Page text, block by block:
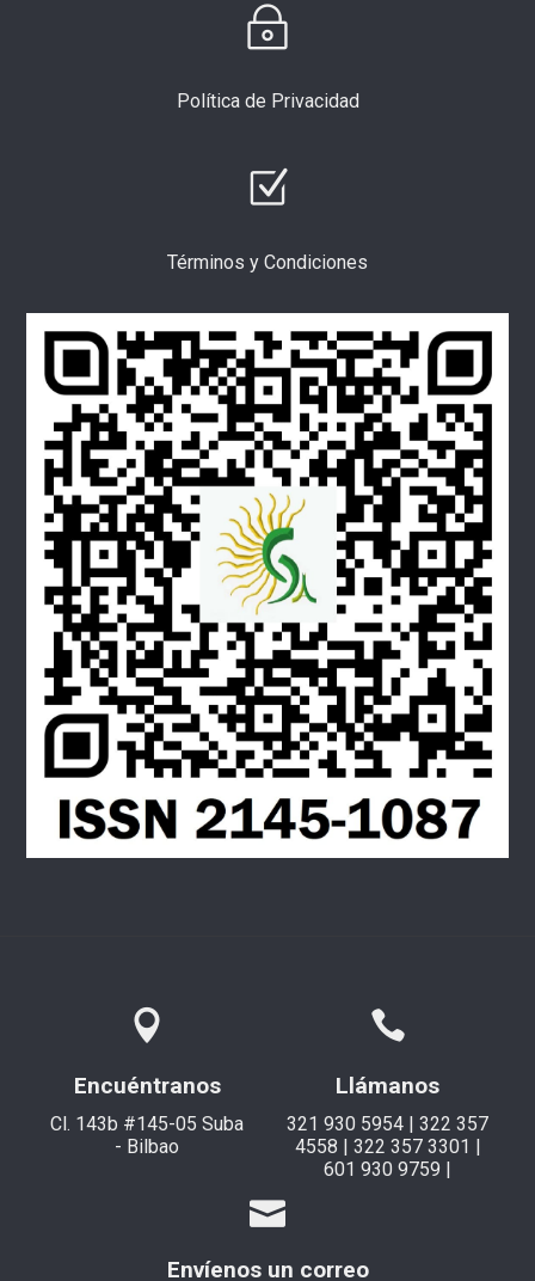
Política de Privacidad
Términos y Condiciones
Encuéntranos
Cl. 143b #145-05 Suba
- Bilbao
Llámanos
321 930 5954 | 322 357
4558 | 322 357 3301 |
601 930 9759 |
Envíenos un correo